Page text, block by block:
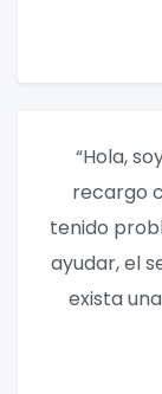
“Hola,
recargo
tenido
ayudar, el
exista